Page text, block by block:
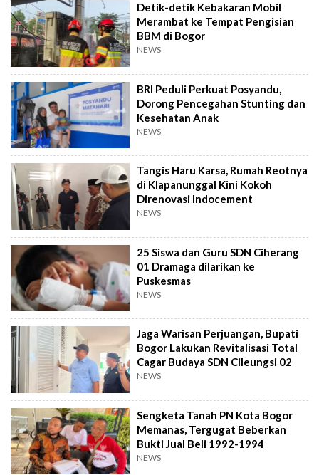
Detik-detik Kebakaran Mobil
Merambat ke Tempat Pengisian
BBM di Bogor
NEWS
BRI Peduli Perkuat Posyandu,
Dorong Pencegahan Stunting dan
Kesehatan Anak
NEWS
Tangis Haru Karsa, Rumah Reotnya
di Klapanunggal Kini Kokoh
Direnovasi Indocement
NEWS
25 Siswa dan Guru SDN Ciherang
01 Dramaga dilarikan ke
Puskesmas
NEWS
Jaga Warisan Perjuangan, Bupati
Bogor Lakukan Revitalisasi Total
Cagar Budaya SDN Cileungsi 02
NEWS
Sengketa Tanah PN Kota Bogor
Memanas, Tergugat Beberkan
Bukti Jual Beli 1992-1994
NEWS